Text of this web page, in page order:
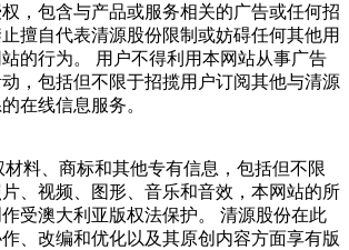
，包含与产品或服务相关的广告或任何招
擅自代表清源股份限制或妨碍任何其他用
的行为。 用户不得利用本网站从事广告
，包括但不限于招揽用户订阅其他与清源
在线信息服务。
料、商标和其他专有信息，包括但不限
、视频、图形、音乐和音效，本网站的所
受澳大利亚版权法保护。 清源股份在此
、改编和优化以及其原创内容方面享有版